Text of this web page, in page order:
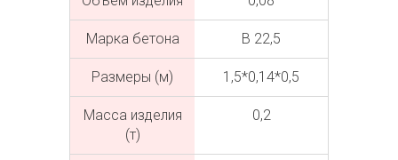
Марка бетона В 22,5
Размеры (м) 1,5*0,14*0,5
Масса изделия
(т)
0,2